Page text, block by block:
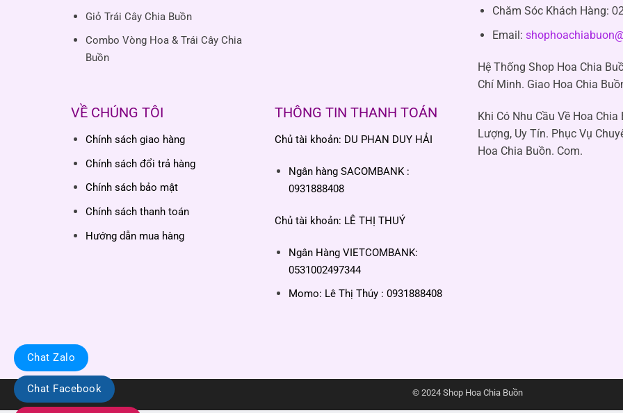
Giỏ Trái Cây Chia Buồn
Combo Vòng Hoa & Trái Cây Chia
Buồn
VỀ CHÚNG TÔI
Chính sách giao hàng
Chính sách đổi trả hàng
Chính sách bảo mật
Chính sách thanh toán
Hướng dẫn mua hàng
THÔNG TIN THANH TOÁN
Chủ tài khoản: DU PHAN DUY HẢI
Ngân hàng SACOMBANK :
0931888408
Chủ tài khoản: LÊ THỊ THUÝ
Ngân Hàng VIETCOMBANK:
0531002497344
Momo: Lê Thị Thúy : 0931888408
Chăm Sóc Khách Hàng:
Email:
Hệ Thống Shop Hoa Chia
Chí Minh. Giao Hoa Chia
Khi Có Nhu Cầu Về Hoa
Lượng, Uy Tín. Phục Vụ
Hoa Chia Buồn. Com.
© 2024 Shop Hoa Chia Buồn
Chat Zalo
Chat Facebook